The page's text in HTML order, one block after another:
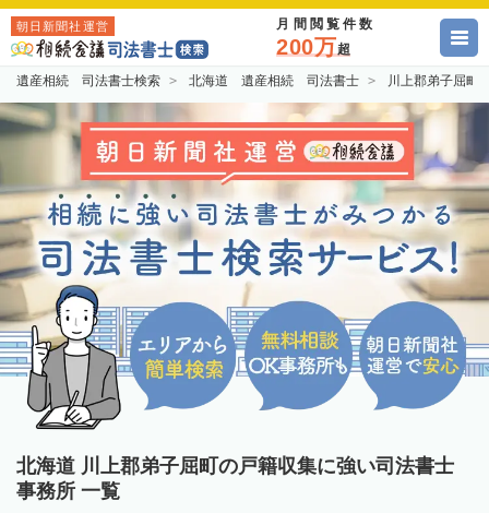
朝日新聞社運営 月間閲覧件数
200万超
遺産相続 司法書士検索 北海道 遺産相続 司法書士 川上郡弟子屈
北海道 川上郡弟子屈町の戸籍収集に強い司法書士
事務所 一覧